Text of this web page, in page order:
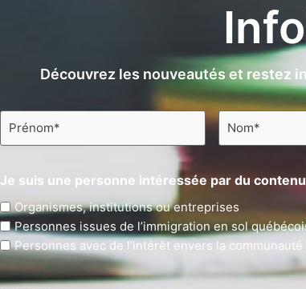
Découvrez les nouveautés et restez
Prénom Nom
Je suis une personne intéressée par du contenu
Organismes, institutions ou entreprises
Personnes issues de l’immigration en sol
Personnes avec de l’intérêt envers la